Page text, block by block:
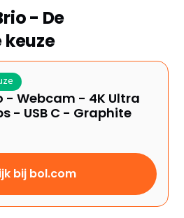
- De
- Webcam - 4K Ultra
- USB C - Graphite
bij bol.com